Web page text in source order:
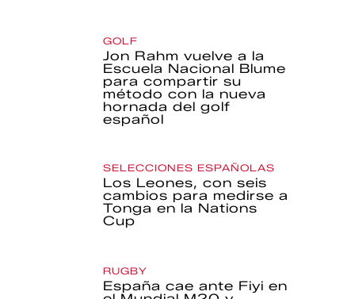
GOLF
Jon Rahm vuelve a la
Escuela Nacional Blume
para compartir su
método con la nueva
hornada del golf
español
SELECCIONES ESPAÑOLAS
Los Leones, con seis
cambios para medirse a
Tonga en la Nations
Cup
RUGBY
España cae ante Fiyi en